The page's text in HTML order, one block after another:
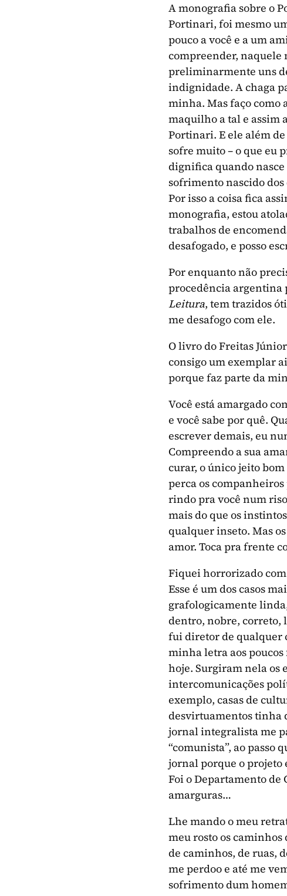
A monografia sobre o
Portinari, foi mesmo
pouco a você e a um
compreender, naquele
preliminarmente uns
indignidade. A chaga
minha. Mas faço como
maquilho a tal e assim
Portinari. E ele além
sofre muito – o que eu
dignifica quando nasce
sofrimento nascido
Por isso a coisa fica
monografia, estou
trabalhos de
desafogado, e posso
Por enquanto não
procedência argentina
Leitura, tem trazidos
me desafogo com ele.
O livro do Freitas
consigo um exemplar
porque faz parte da
Você está amargado
e você sabe por quê.
escrever demais, eu
Compreendo a sua
curar, o único jeito
perca os
rindo pra você num
mais do que os
qualquer inseto. Mas
amor. Toca pra frente
Fiquei horrorizado
Esse é um dos casos
grafologicamente
dentro, nobre, correto,
fui diretor de qualquer
minha letra aos
hoje. Surgiram nela os
intercomunicações
exemplo, casas de
desvirtuamentos tinha
jornal integralista me
“comunista”, ao passo
jornal porque o projeto
Foi o Departamento
amarguras…
Lhe mando o meu
meu rosto os
de caminhos, de ruas,
me perdoo e até me
sofrimento dum